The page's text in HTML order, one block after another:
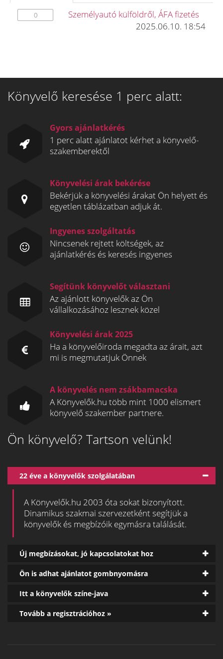
0
Személyautó külföldről, ÁFA fizetés
2025.06.10. 18:54
Könyvelő keresése 1 perc alatt:
Gyors ajánlatkérés
1 perc alatt ajánlatot kérhet a könyvelő-
szakemberektől
Könyvelési árak bekérése
Bekérjük a könyvelési árakat Ön helyett és
egyetlen táblázatban adjuk át.
Ingyenes szolgáltatás
Nincsenek rejtett költségek, az
ajánlatkérés és keresés ingyenes
Segítünk könyvelőt választani
Az ajánlott könyvelők az Ön
vállalkozásához lesznek közel
Könyvelési árak 2025
Ha a könyvelőiroda megadta az árait, azt
mi is megmutatjuk Önnek
A könyvelés nem zsákbamacska
A Könyvelők.hu több mint 1000 elismert
könyvelő szakember partnere.
Ön könyvelő? Tartson velünk!
22 éve a könyvelők szolgálatában
A Könyvelők.hu 2003 óta sokat bizonyított.
Dinamikus szakmai szervezetként segítjük a
könyvelők és megbízóik egymásra találását.
Új megbízásokat, jó kapcsolatokat hoz
Ön is adhat ajánlatot gombnyomásra
Itt a könyvelők színe-java
Tovább a regisztrációhoz »